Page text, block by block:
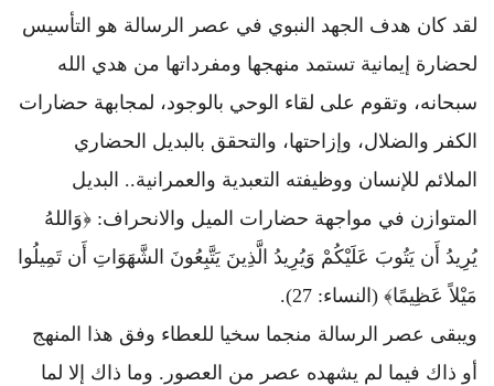
لقد كان هدف الجهد النبوي في عصر الرسالة هو التأسيس
لحضارة إيمانية تستمد منهجها ومفرداتها من هدي الله
سبحانه، وتقوم على لقاء الوحي بالوجود، لمجابهة حضارات
الكفر والضلال، وإزاحتها، والتحقق بالبديل الحضاري
الملائم للإنسان ووظيفته التعبدية والعمرانية.. البديل
المتوازن في مواجهة حضارات الميل والانحراف: ﴿وَاللهُ
يُرِيدُ أَن يَتُوبَ عَلَيْكُمْ وَيُرِيدُ الَّذِينَ يَتَّبِعُونَ الشَّهَوَاتِ أَن تَمِيلُوا
مَيْلاً عَظِيمًا﴾ (النساء: 27).
ويبقى عصر الرسالة منجما سخيا للعطاء وفق هذا المنهج
أو ذاك فيما لم يشهده عصر من العصور. وما ذاك إلا لما